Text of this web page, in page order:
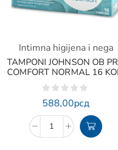
Intimna higijena i nega
TAMPONI JOHNSON OB
COMFORT NORMAL 16
588,00рсд